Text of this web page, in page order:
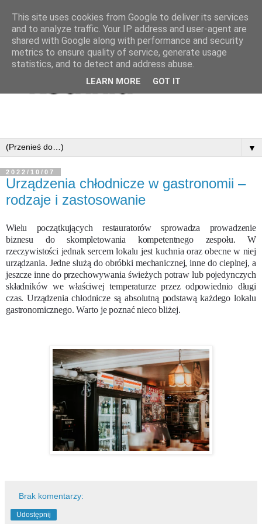
▼
2022/10/07
Urządzenia chłodnicze w gastronomii –
rodzaje i zastosowanie
Wielu początkujących restauratorów sprowadza prowadzenie
biznesu do skompletowania kompetentnego zespołu. W
rzeczywistości jednak sercem lokalu jest kuchnia oraz obecne w niej
urządzania. Jedne służą do obróbki mechanicznej, inne do cieplnej, a
jeszcze inne do przechowywania świeżych potraw lub pojedynczych
składników we właściwej temperaturze przez odpowiednio długi
czas. Urządzenia chłodnicze są absolutną podstawą każdego lokalu
gastronomicznego. Warto je poznać nieco bliżej.
Brak komentarzy:
Udostępnij
This site uses cookies from Google to deliver its services
and to analyze traffic. Your IP address and user-agent are
shared with Google along with performance and security
metrics to ensure quality of service, generate usage
statistics, and to detect and address abuse.
LEARN MORE GOT IT